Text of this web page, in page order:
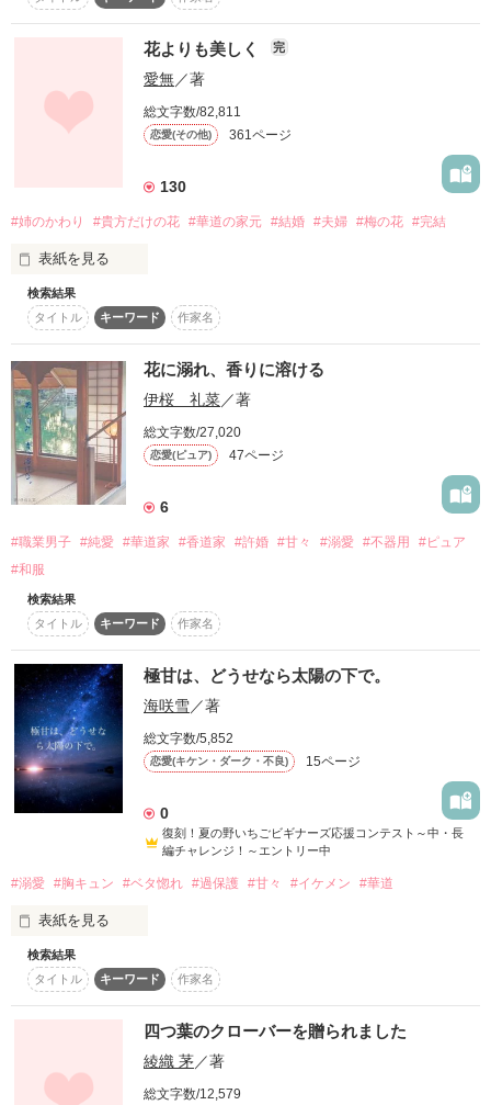
動画あり
そう悪戯に笑った伊織との、
期間限定の同居生活が始まる。
作品を読む
          『憂鬱』『退屈』『つまらない』
                 『華道界の貴公子』
          と言われる男に出会うも──
             あんの貴公子！最悪だ──!!
        相性はなかなかの最悪ぶり……
                        旅館の次期女将
                           皆森　 詩姫
                      　✧ﾐﾅﾓﾘ　ｼｷ✧
                                    ×
                        華道界の貴公子
                            鼓 　椿冴
                      ✧ ﾂﾂﾞﾐ　ﾂﾊﾞｻ✧
花よりも美しく 完
愛無／著
総文字数/82,811
恋愛(その他) 361ページ
130
#姉のかわり #貴方だけの花 #華道の家元 #結婚 #夫婦 #梅の花 #完結
表紙を見る
父のため
いなくなった姉のかわりに
結婚することを決めた
それが
花よりも美しい物語の始まり──
華道の次期家元に嫁いだ
×
華道の次期家元
園村 忍（２５）
花は散っても、また咲くだろう
枯れない花
散らない花
【花よりも美しく】
完結しました
最後まで読んでくださった方々に、心よりの感謝を
検索結果
タイトル
キーワード 作家名
花に溺れ、香りに溶ける
伊桜 礼菜／著
総文字数/27,020
恋愛(ピュア) 47ページ
6
#職業男子 #純愛 #華道家 #香道家 #許婚 #甘々 #溺愛 #不器用
#ピュア
#和服
検索結果
タイトル
キーワード 作家名
極甘は、どうせなら太陽の下で。
海咲雪／著
総文字数/5,852
恋愛(キケン・ダーク・不良) 15ページ
0
復刻！夏の野いちごビギナーズ応援コンテスト～中・長
編チャレンジ！～エントリー中
#溺愛 #胸キュン #ベタ惚れ #過保護 #甘々 #イケメン #華道
表紙を見る
その日、私は初めて誰かが誘拐される瞬間を見た。
「おい、あそこに人がいるじゃねぇか！　馬鹿野郎！」
検索結果
タイトル
キーワード 作家名
四つ葉のクローバーを贈られました
綾織 茅／著
総文字数/12,579